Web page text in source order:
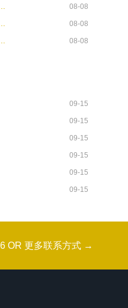
08-08
08-08
08-08
09-15
09-15
09-15
09-15
09-15
09-15
OR 更多联系方式 →